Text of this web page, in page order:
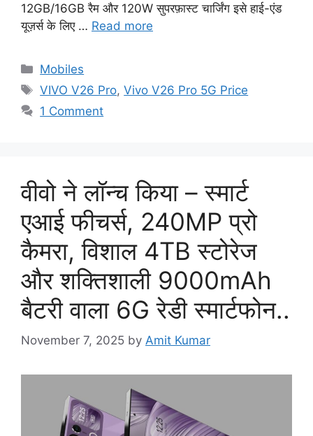
12GB/16GB रैम और 120W सुपरफ़ास्ट चार्जिंग इसे हाई-एंड
यूज़र्स के लिए … Read more
Categories
Mobiles
Tags
VIVO V26 Pro,Vivo V26 Pro 5G Price
1 Comment
वीवो ने लॉन्च किया – स्मार्ट
एआई फीचर्स, 240MP प्रो
कैमरा, विशाल 4TB स्टोरेज
और शक्तिशाली 9000mAh
बैटरी वाला 6G रेडी स्मार्टफोन..
November 7, 2025 by Amit Kumar